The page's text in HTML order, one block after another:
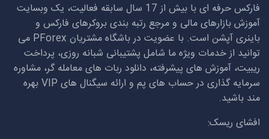
فارکس حرفه ای با بیش از 17 سال سابقه فعالیت، یک وبسایت
آموزش بازارهای مالی و مرجع رتبه بندی بروکرهای فارکس و
باینری آپشن است. با عضویت در باشگاه مشتریان PForex می
توانید از خدمات ویژه ما شامل پشتیبانی شبانه روزی، پرداخت
ریبیت، آموزش های پیشرفته، دانلود ربات های معامله گر، مشاوره
سرمایه گذاری در حساب های پم و ارائه سیگنال های VIPبهره
مند باشید.
افشای ریسک: